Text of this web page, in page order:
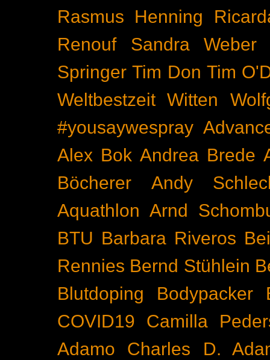
Rasmus Henning
Renouf
Sandra Weber
Springer Tim Don Tim
Weltbestzeit Witten
#yousaywespray
Alex Bok Andrea Brede
Böcherer
Andy
Aquathlon Arnd
BTU Barbara Riveros
Rennies Bernd Stühlein
Blutdoping
Bodypacker
COVID19
Camilla
Adamo
Charles D.